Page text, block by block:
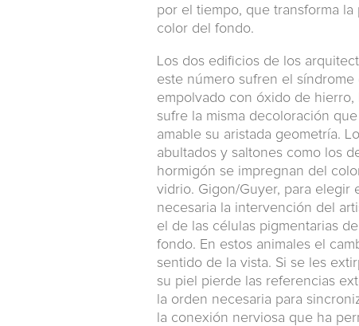
por el tiempo, que transforma
color del fondo.
Los dos edificios de los
este número sufren el
empolvado con óxido de
sufre la misma decoloración
amable su aristada geometría.
abultados y saltones como los
hormigón se impregnan del
vidrio. Gigon/Guyer, para
necesaria la intervención del
el de las células pigmentarias
fondo. En estos animales el
sentido de la vista. Si se les
su piel pierde las referencias
la orden necesaria para
la conexión nerviosa que ha